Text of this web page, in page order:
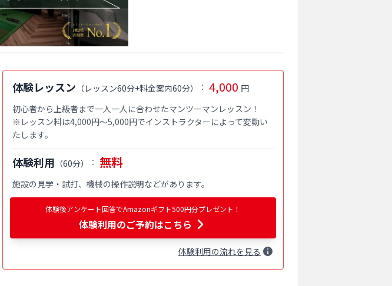
体験レッスン （レッスン60分+料金案内60分） ： 4,000 円
初心者から上級者まで一人一人に合わせたマンツーマンレッスン！
※レッスン料は4,000円〜5,000円でインストラクターによって変動い
たします。
体験利用 （60分） ： 無料
施設の見学・試打、機械の操作説明などがあります。
体験後アンケート回答でAmazonギフト500円分プレゼント！
体験利用のご予約はこちら
体験利用の流れを見る